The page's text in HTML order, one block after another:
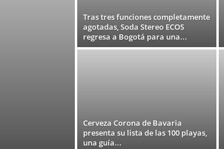
Tras tres funciones completamente
agotadas, Soda Stereo ECOS
regresa a Bogotá para una...
Cerveza Corona de Bavaria
presenta su lista de las 100 playas,
una guía...